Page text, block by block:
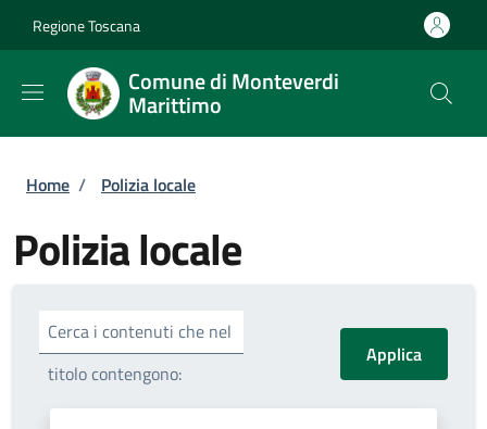
Regione Toscana
Comune di Monteverdi
Marittimo
Briciole di pane
Home / Polizia locale
Polizia locale
Cerca i contenuti che nel
titolo contengono: